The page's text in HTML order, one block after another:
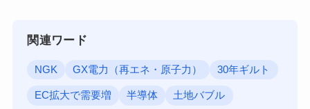
関連ワード
NGK GX電力（再エネ・原子力） 30年ギルト
EC拡大で需要増 半導体 土地バブル